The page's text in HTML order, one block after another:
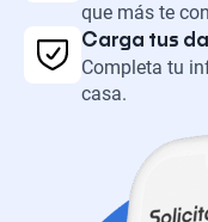
que más te
Carga tus
Completa tu
casa.